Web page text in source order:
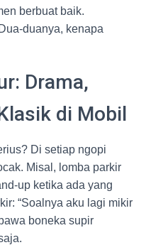
berbuat baik.
duanya, kenapa
Drama,
di Mobil
Di setiap ngopi
Misal, lomba parkir
up ketika ada yang
“Soalnya aku lagi mikir
boneka supir